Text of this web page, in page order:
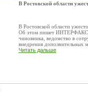
В Ростовской области
В Ростовской области
Об этом пишет ИНТЕРФАКС
чиновника, ведомство в
внедрения дополнительных
Читать дальше